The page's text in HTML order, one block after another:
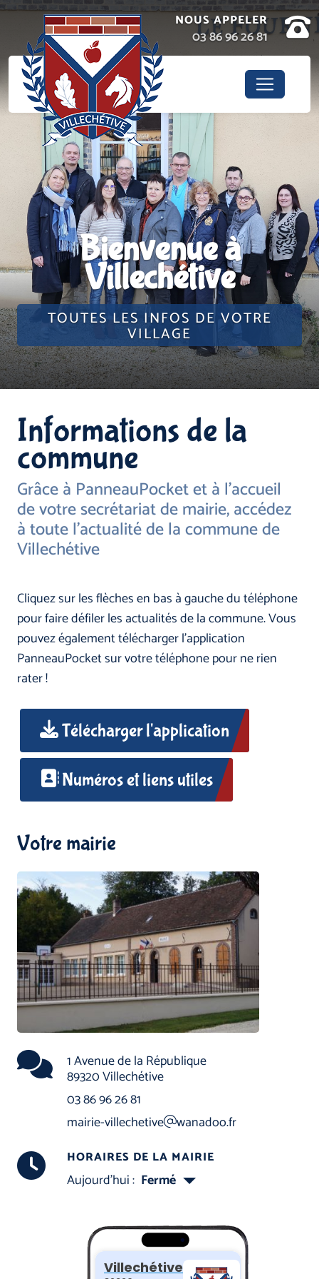
NOUS APPELER
03 86 96 26 81
Menu
Bienvenue à
Villechétive
TOUTES LES INFOS DE VOTRE
VILLAGE
Informations de la
commune
Grâce à PanneauPocket et à l'accueil
de votre secrétariat de mairie, accédez
à toute l'actualité de la commune de
Villechétive
Cliquez sur les flèches en bas à gauche du téléphone
pour faire défiler les actualités de la commune. Vous
pouvez également télécharger l'application
PanneauPocket sur votre téléphone pour ne rien
rater !
Télécharger l'application
Numéros et liens utiles
Votre mairie
1 Avenue de la République
89320 Villechétive
03 86 96 26 81
mairie-villechetive wanadoo.fr
HORAIRES DE LA MAIRIE
Aujourd'hui : Fermé
Panneau de gestion des cookies